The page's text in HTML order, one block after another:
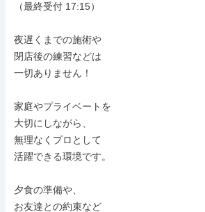
（最終受付 17:15）
夜遅くまでの施術や
閉店後の練習などは
一切ありません！
家庭やプライベートを
大切にしながら、
無理なくプロとして
活躍できる環境です。
夕食の準備や、
お友達との約束など